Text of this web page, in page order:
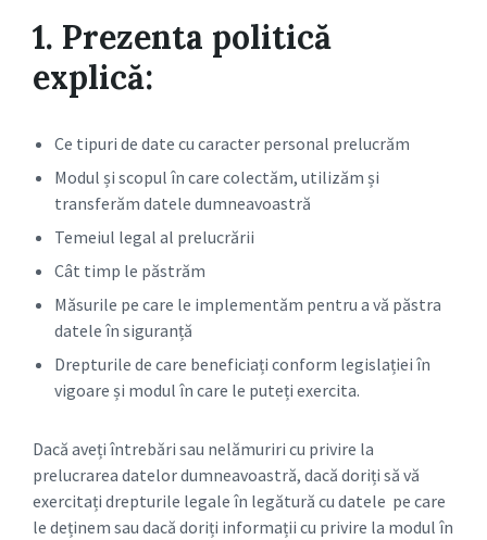
1. Prezenta politică
explică:
Ce tipuri de date cu caracter personal prelucrăm
Modul și scopul în care colectăm, utilizăm și
transferăm datele dumneavoastră
Temeiul legal al prelucrării
Cât timp le păstrăm
Măsurile pe care le implementăm pentru a vă păstra
datele în siguranță
Drepturile de care beneficiați conform legislației în
vigoare și modul în care le puteți exercita.
Dacă aveți întrebări sau nelămuriri cu privire la
prelucrarea datelor dumneavoastră, dacă doriți să vă
exercitați drepturile legale în legătură cu datele pe care
le deținem sau dacă doriți informații cu privire la modul în